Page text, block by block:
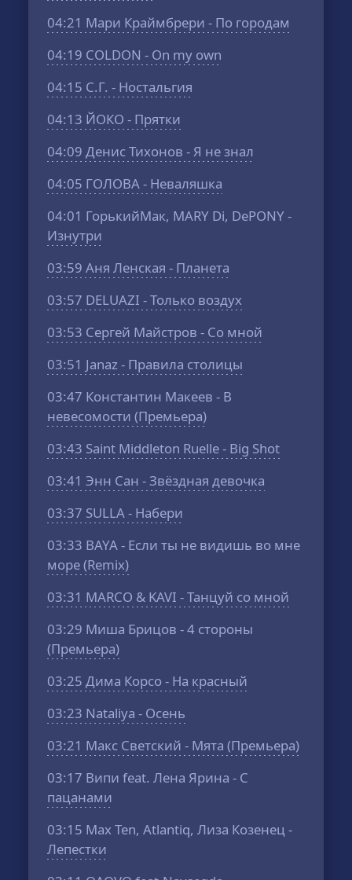
04:21 Мари Краймбрери - По городам
04:19 COLDON - On my own
04:15 С.Г. - Ностальгия
04:13 ЙОКО - Прятки
04:09 Денис Тихонов - Я не знал
04:05 ГОЛОВА - Неваляшка
04:01 ГорькийМак, MARY Di, DePONY -
Изнутри
03:59 Аня Ленская - Планета
03:57 DELUAZI - Только воздух
03:53 Сергей Майстров - Со мной
03:51 Janaz - Правила столицы
03:47 Константин Макеев - В
невесомости (Премьера)
03:43 Saint Middleton Ruelle - Big Shot
03:41 Энн Сан - Звёздная девочка
03:37 SULLA - Набери
03:33 BAYA - Если ты не видишь во мне
море (Remix)
03:31 MARCO & KAVI - Танцуй со мной
03:29 Миша Брицов - 4 стороны
(Премьера)
03:25 Дима Корсо - На красный
03:23 Nataliya - Осень
03:21 Макс Светский - Мята (Премьера)
03:17 Випи feat. Лена Ярина - С
пацанами
03:15 Max Ten, Atlantiq, Лиза Козенец -
Лепестки